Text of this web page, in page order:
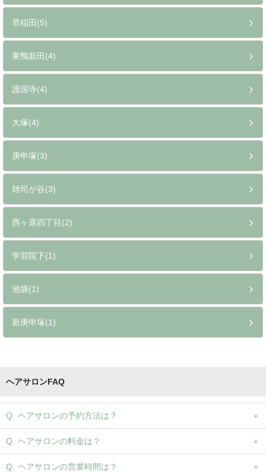
早稲田(5)
巣鴨新田(4)
護国寺(4)
大塚(4)
庚申塚(3)
雑司が谷(3)
西ヶ原四丁目(2)
学習院下(1)
池袋(1)
新庚申塚(1)
ヘアサロンFAQ
ヘアサロンの予約方法は？
ヘアサロンの料金は？
ヘアサロンの営業時間は？